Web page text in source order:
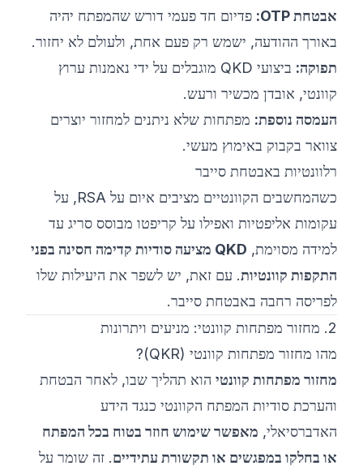
אבטחת OTP:
פדיום חד פעמי דורש שהמפתח יהיה
באורך ההודעה, ישמש רק פעם אחת, ולעולם לא יחזור.
תפוקה:
ביצועי QKD מוגבלים על ידי נאמנות ערוץ
קוונטי, אובדן מכשיר ורעש.
העמסה נוספת: מפתחות שלא ניתנים למחזור יוצרים
צוואר בקבוק באימוץ מעשי.
רלוונטיות באבטחת סייבר
כשהמחשבים הקוונטיים מציבים איום על RSA, על
עקומות אליפטיות ואפילו על קריפטו מבוסס סריג עד
למידה מסוימת,
QKD מציעה סודיות קדימה חסינה בפני
התקפות קוונטיות. עם זאת, יש לשפר את היעילות שלו
לפריסה רחבה באבטחת סייבר.
2. מחזור מפתחות קוונטי: מניעים ויתרונות
מהו מחזור מפתחות קוונטי (QKR)?
מחזור מפתחות קוונטי הוא תהליך שבו, לאחר הבטחת
והערכת סודיות המפתח הקוונטי כנגד הידע
האדברסיאלי, מאפשר שימוש חוזר בטוח בכל המפתח
או בחלקו במפגשים או תקשורת עתידיים. זה שומר על